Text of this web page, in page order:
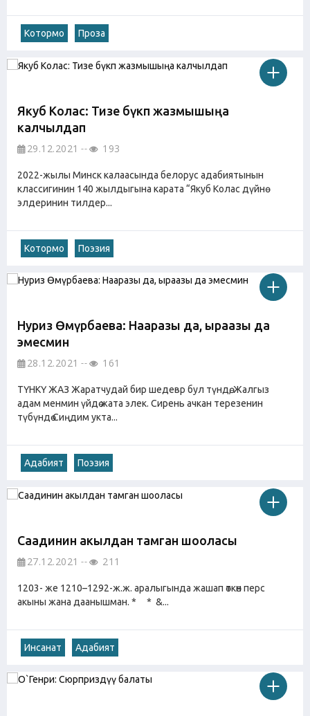
Котормо Проза
Якуб Колас: Тизе бүкпө жазмышыңа
калчылдап
29.12.2021 193
2022-жылы Минск калаасында белорус адабиятынын
классигинин 140 жылдыгына карата “Якуб Колас дүйнө
элдеринин тилдер...
Котормо Поэзия
Нуриз Өмүрбаева: Нааразы да, ыраазы да
эмесмин
28.12.2021 161
ТҮНКҮ ЖАЗ Жаратчудай бир шедевр бул түндө, Жалгыз
адам менмин үйдө жата элек. Сирень ачкан терезенин
түбүндө Сиңдим укта...
Адабият Поэзия
Саадинин акылдан тамган шооласы
27.12.2021 211
1203- же 1210–1292-ж.ж. аралыгында жашап өткөн перс
акыны жана даанышман. * * &...
Инсанат Адабият